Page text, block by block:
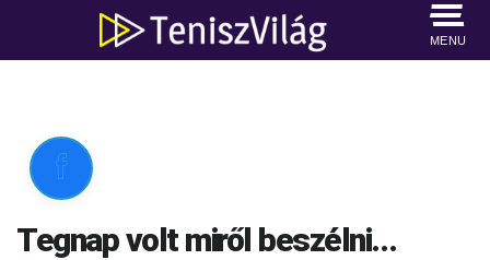
MENU

Tegnap volt miről beszélni…